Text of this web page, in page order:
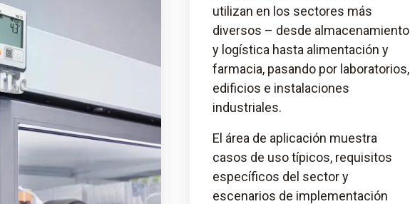
utilizan en los sectores más
diversos – desde almacenamiento
y logística hasta alimentación y
farmacia, pasando por laboratorios,
edificios e instalaciones
industriales.
El área de aplicación muestra
casos de uso típicos, requisitos
específicos del sector y
escenarios de implementación